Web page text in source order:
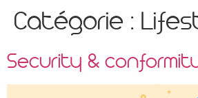
Catégorie :
Security &